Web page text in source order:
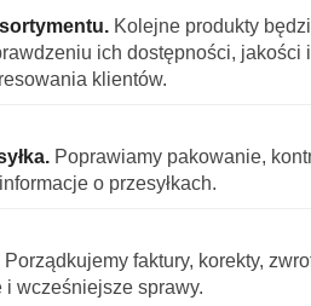
OPINIE (1) ZADAJ
żeli peelingujących
prysznic z delikatnym efektem
temu każda kąpiel ma
Kolejne produkty
ich dostępności, jakości i
klientów.
Poprawiamy pakowanie,
o przesyłkach.
Porządkujemy faktury, korekty,
i wcześniejsze sprawy.